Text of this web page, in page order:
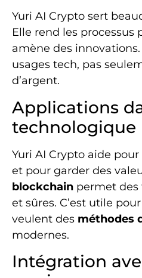
Yuri AI Crypto sert
Elle rend les processus
amène des
usages tech, pas
d’argent.
Applications
technologique
Yuri AI Crypto aide
et pour garder des
blockchain permet des
et sûres. C’est utile
veulent des méthodes
modernes.
Intégration